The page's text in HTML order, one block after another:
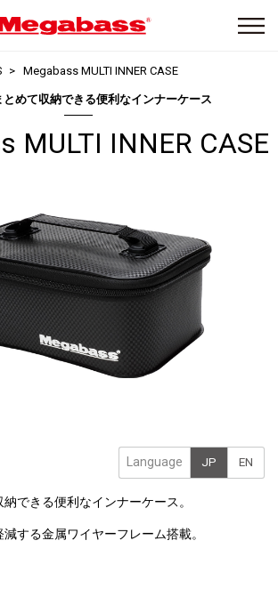
Megabass MULTI INNER CASE
めて収納できる便利なインナーケース
MULTI INNER CASE
Language JP EN
できる便利なインナーケース。
する金属ワイヤーフレーム搭載。